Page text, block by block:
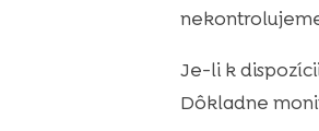
Je-li k
Dôkladne